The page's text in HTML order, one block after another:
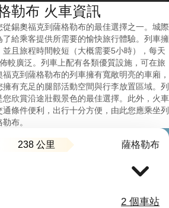
勒布 火車資訊
錫奧福克到薩格勒布的最佳選擇之一。城際
給乘客提供所需要的愉快旅行體驗。列車擁
且旅程時間較短（大概需要5小時），每天
較廣泛。列車上配有各類優質設施，可在旅
克到薩格勒布的列車擁有寬敞明亮的車廂，
有充足的腿部活動空間與行李放置區域。列
欣賞沿途壯觀景色的最佳選擇。此外，火車
條件便利，出行十分方便，由此您應乘坐列
布。
238 公里 薩格勒布
2 個車站